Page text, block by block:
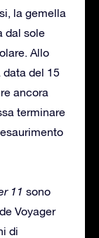
la gemella
dal sole
Allo
data del 15
ancora
terminare
11 sono
Voyager
di